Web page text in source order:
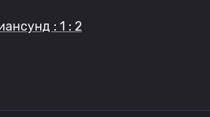
: 1 : 2